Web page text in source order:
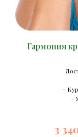
Гармония
-
-
3